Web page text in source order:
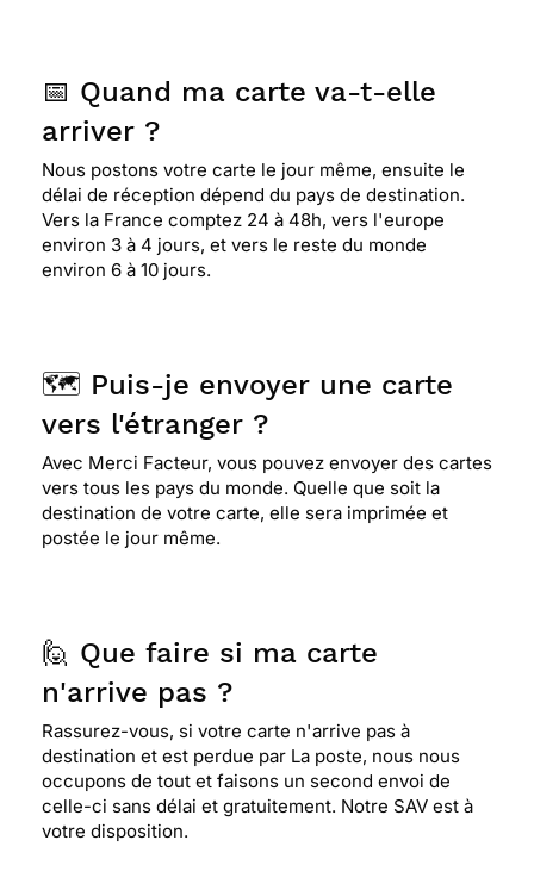
📅 Quand ma carte va-t-elle
arriver ?
Nous postons votre carte le jour même, ensuite le
délai de réception dépend du pays de destination.
Vers la France comptez 24 à 48h, vers l'europe
environ 3 à 4 jours, et vers le reste du monde
environ 6 à 10 jours.
🗺️ Puis-je envoyer une carte
vers l'étranger ?
Avec Merci Facteur, vous pouvez envoyer des cartes
vers tous les pays du monde. Quelle que soit la
destination de votre carte, elle sera imprimée et
postée le jour même.
🙋 Que faire si ma carte
n'arrive pas ?
Rassurez-vous, si votre carte n'arrive pas à
destination et est perdue par La poste, nous nous
occupons de tout et faisons un second envoi de
celle-ci sans délai et gratuitement. Notre SAV est à
votre disposition.